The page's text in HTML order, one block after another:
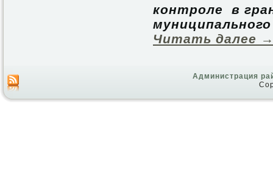
контроле в
Читать далее
Администрация